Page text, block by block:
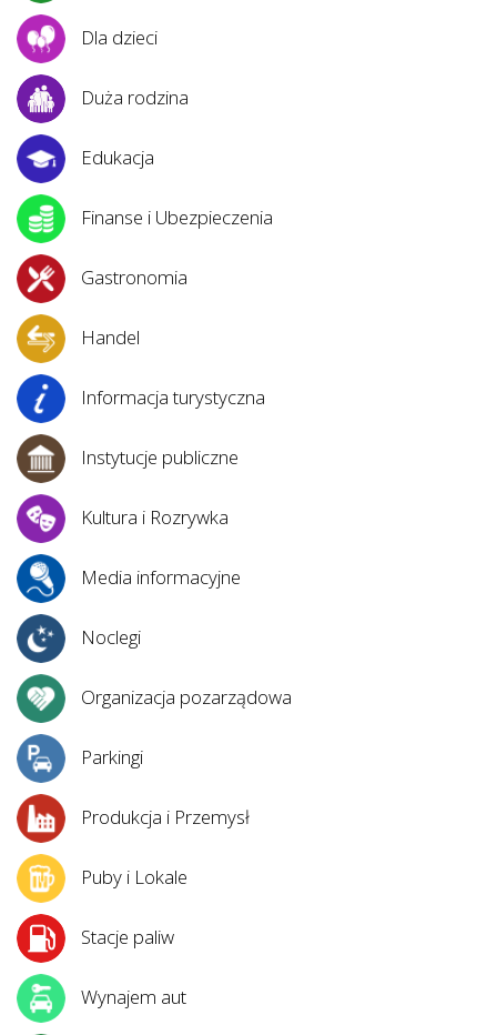
Dla dzieci
Duża rodzina
Edukacja
Finanse i Ubezpieczenia
Gastronomia
Handel
Informacja turystyczna
Instytucje publiczne
Kultura i Rozrywka
Media informacyjne
Noclegi
Organizacja pozarządowa
Parkingi
Produkcja i Przemysł
Puby i Lokale
Stacje paliw
Wynajem aut